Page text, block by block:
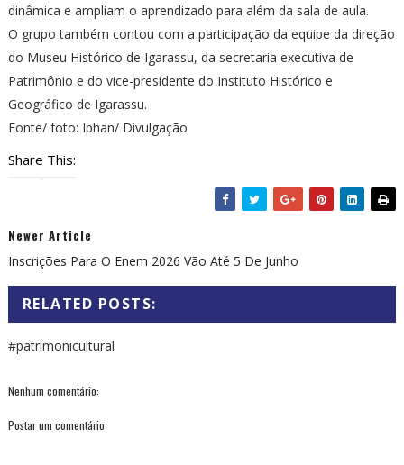
dinâmica e ampliam o aprendizado para além da sala de aula.
O grupo também contou com a participação da equipe da direção
do Museu Histórico de Igarassu, da secretaria executiva de
Patrimônio e do vice-presidente do Instituto Histórico e
Geográfico de Igarassu.
Fonte/ foto: Iphan/ Divulgação
Share This:
Newer Article
Inscrições Para O Enem 2026 Vão Até 5 De Junho
RELATED POSTS:
#patrimonicultural
Nenhum comentário:
Postar um comentário